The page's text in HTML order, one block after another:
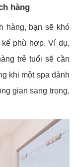
hàng
hàng, bạn sẽ khó
phù hợp. Ví dụ,
trẻ tuổi sẽ cần
khi một spa dành
gian sang trọng,